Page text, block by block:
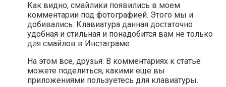
Как видно, смайлики появились в моем
комментарии под фотографией. Этого мы и
добивались. Клавиатура данная достаточно
удобная и стильная и понадобится вам не только
для смайлов в Инстаграме.
На этом все, друзья. В комментариях к статье
можете поделиться, какими еще вы
приложениями пользуетесь для клавиатуры.